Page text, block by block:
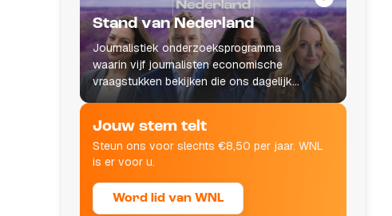
Stand van Nederland
Journalistiek onderzoeksprogramma
waarin vijf journalisten economische
vraagstukken bekijken die ons dagelijks
leven raken.
Jouw stem telt
Steun ons voor slechts €8,50 per jaar. WNL
is er voor u.
Word lid van WNL